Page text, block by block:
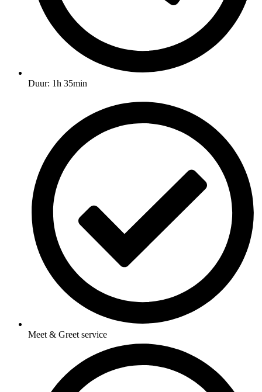
Duur: 1h 35min
Meet & Greet service